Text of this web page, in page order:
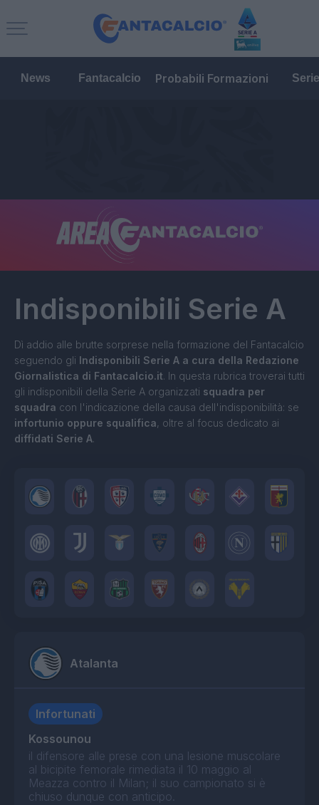
News Fantacalcio Probabili Formazioni
Indisponibili Serie A
Dì addio alle brutte sorprese nella formazione del Fantacalcio
seguendo gli Indisponibili Serie A a cura della Redazione
Giornalistica di Fantacalcio.it. In questa rubrica troverai tutti
gli indisponibili della Serie A organizzati squadra per
squadra con l'indicazione della causa dell'indisponibilità: se
infortunio oppure squalifica, oltre al focus dedicato ai
diffidati Serie A.
Atalanta
Infortunati
Kossounou
il difensore alle prese con una lesione muscolare
al bicipite femorale rimediata il 10 maggio al
Meazza contro il Milan; il suo campionato si è
chiuso dunque con anticipo.